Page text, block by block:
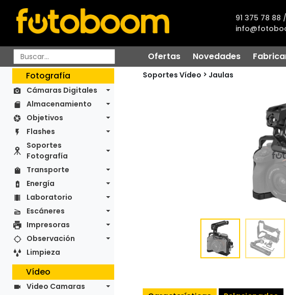
91 375 78 88
Ofertas Novedades
Fotografía
Cámaras Digitales
Almacenamiento
Objetivos
Flashes
Soportes
Fotografía
Transporte
Energía
Laboratorio
Escáneres
Impresoras
Observación
Limpieza
Vídeo
Video Camaras
Soportes Vídeo Jaulas